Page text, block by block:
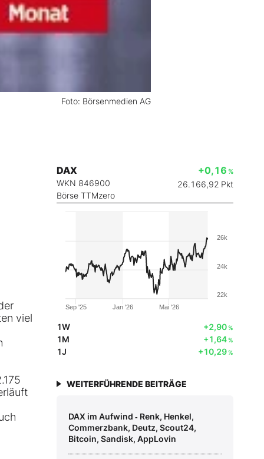
Foto: Börsenmedien AG
viel
DAX
WKN 846900
Börse TTMzero
+0,16 %
26.166,92 Pkt
Jan '26
Sep '25 Mai '26
22k
24k
26k
1W +2,90%
1M +1,64%
1J +10,29%
WEITERFÜHRENDE BEITRÄGE
DAX im Aufwind ‑ Renk, Henkel,
Commerzbank, Deutz, Scout24,
Bitcoin, Sandisk, AppLovin